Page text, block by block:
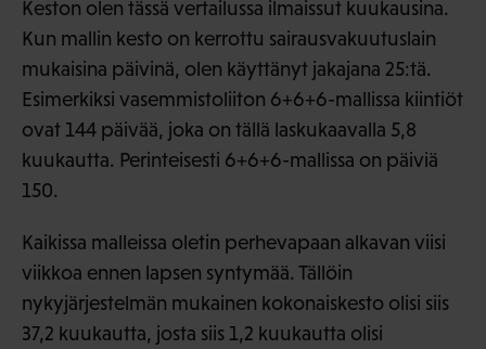
Keston olen tässä vertailussa ilmaissut kuukausina.
Kun mallin kesto on kerrottu sairausvakuutuslain
mukaisina päivinä, olen käyttänyt jakajana 25:tä.
Esimerkiksi vasemmistoliiton 6+6+6-mallissa kiintiöt
ovat 144 päivää, joka on tällä laskukaavalla 5,8
kuukautta. Perinteisesti 6+6+6-mallissa on päiviä
150.
Kaikissa malleissa oletin perhevapaan alkavan viisi
viikkoa ennen lapsen syntymää. Tällöin
nykyjärjestelmän mukainen kokonaiskesto olisi siis
37,2 kuukautta, josta siis 1,2 kuukautta olisi